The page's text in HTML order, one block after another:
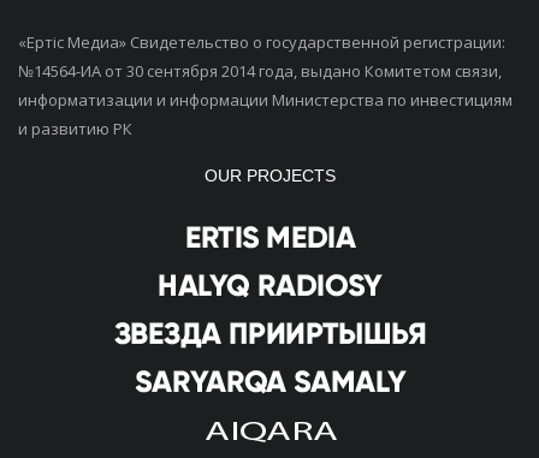
«Ертiс Медиа» Свидетельство о государственной регистрации:
№14564-ИА от 30 сентября 2014 года, выдано Комитетом связи,
информатизации и информации Министерства по инвестициям
и развитию РК
OUR PROJECTS